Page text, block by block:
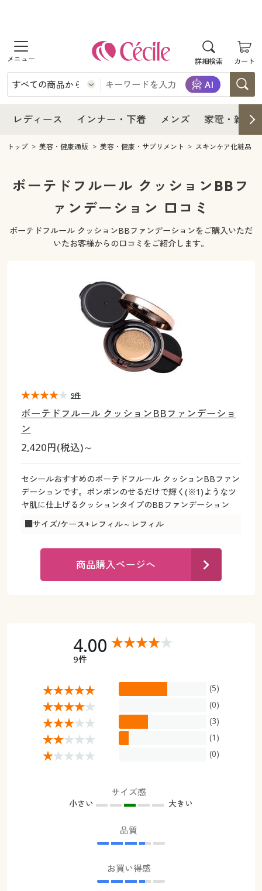
詳細検索 カート
商品を探す
レディース
レディースファッション
女性下着
インナー・下着
インナー・下着通販すべて
女性下着
メンズ下着
ジュニア・ティーンズ下着
メンズ
メンズ通販すべて
メンズファッション
メンズ下着
家電・雑貨
家電・雑貨すべて
寝具・インテリア・家具
寝具・インテリア・家具通販すべて
カーテン・ラグ・ファブリック
美容・健康
美容・健康・サプリメント
制服・スクールすべて
大きいサイズ通販すべて
大きいサイズ レディース下着
大きいサイズ 事務・制服
カタログ
デジタルカタログ
カタログ無料プレゼント
マイページ
ご利用ガイド
よくある質問とお問い合わせ
レディース インナー・下着 メンズ 家電・雑貨
レディース
レディース通販すべて
レディースファッション
インナー・下着
インナー・下着通販すべて
ジュニア・ティーンズ下着
メンズ
メンズ下着
キッチン・雑貨・日用品
寝具・インテリア・家具通販すべて
家具・収納
カーテン・ラグ・ファブリック
美容・健康
美容・健康通販すべて
制服・スクール
ジュニア・ティーンズ下着
大きいサイズ通販すべて
大きいサイズ レディース服
大きいサイズ レディース下着
大きいサイズ メンズ
大きいサイズ 事務・制服
カタログ
カタログ・チラシからのご注文
デジタルカタログ
カタログ無料プレゼント
会員メニュー
マイページ
閲覧履歴
よくある質問とお問い合わせ
トップ 美容・健康通販 美容・健康・サプリメント スキンケア化粧品
ボーテドフルール クッションBBフ
ァンデーション 口コミ
ボーテドフルール クッションBBファンデーションをご購入いただ
いたお客様からの口コミをご紹介します。
ボーテドフルール クッションBBファンデーショ
ン
2,420円(税込)～
セシールおすすめのボーテドフルール クッションBBファン
デーションです。ポンポンのせるだけで輝く(※1)ようなツ
ヤ肌に仕上げるクッションタイプのBBファンデーション
■サイズ/ケース+レフィル～レフィル
9件
商品購入ページへ
4.00
9件
(5)
(0)
(3)
(1)
(0)
サイズ感
小さい 大きい
品質
お買い得感